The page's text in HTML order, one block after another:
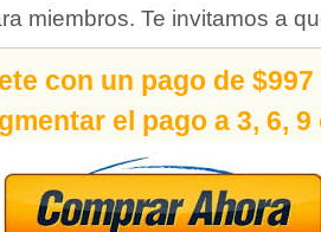
miembros. Te invitamos a
con un pago de
el pago a 3, 6, 9